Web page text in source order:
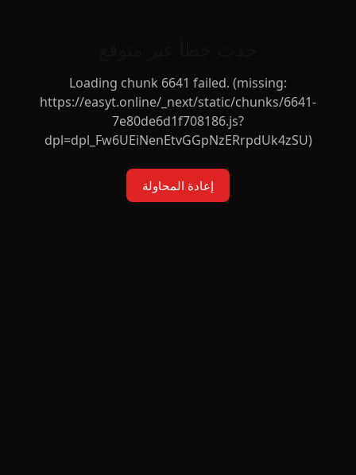
Loading chunk 6641 failed. (missing:
https://easyt.online/_next/static/chunks/6641-
7e80de6d1f708186.js?
dpl=dpl_Fw6UEiNenEtvGGpNzERrpdUk4zSU)
إعادة المحاولة